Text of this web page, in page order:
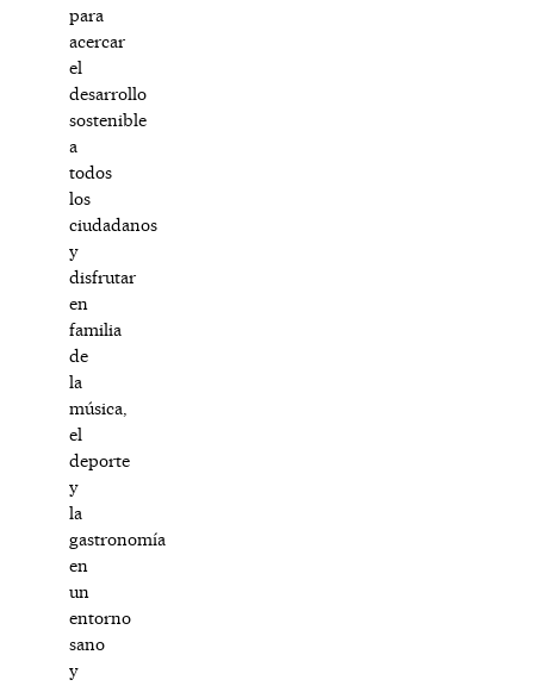
para
acercar
el
desarrollo
sostenible
a
todos
los
ciudadanos
y
disfrutar
en
familia
de
la
música,
el
deporte
y
la
gastronomía
en
un
entorno
sano
y